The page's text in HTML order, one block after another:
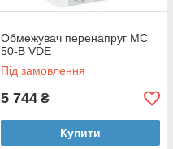
Обмежувач перенапруг MC
50-B VDE
Під замовлення
5 744 ₴
Купити